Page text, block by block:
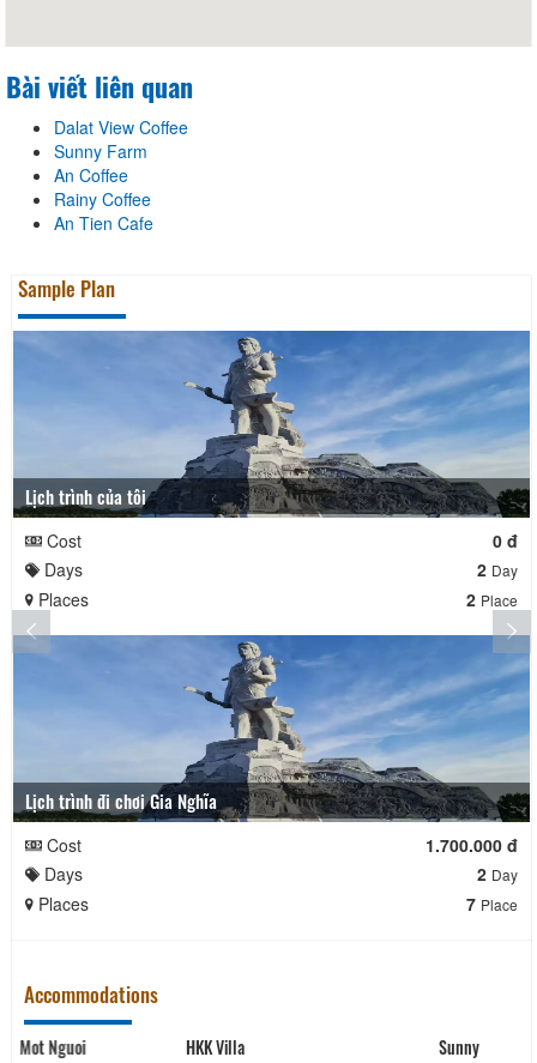
Bài viết liên quan
Dalat View Coffee
Sunny Farm
An Coffee
Rainy Coffee
An Tien Cafe
Sample Plan
Lịch trình của tôi
Cost
0 đ
Days
2 Day
Places 2 Place
Lịch trình đi chơi Gia Nghĩa
Cost
1.700.000 đ
Days
2 Day
Places 7 Place
Accommodations